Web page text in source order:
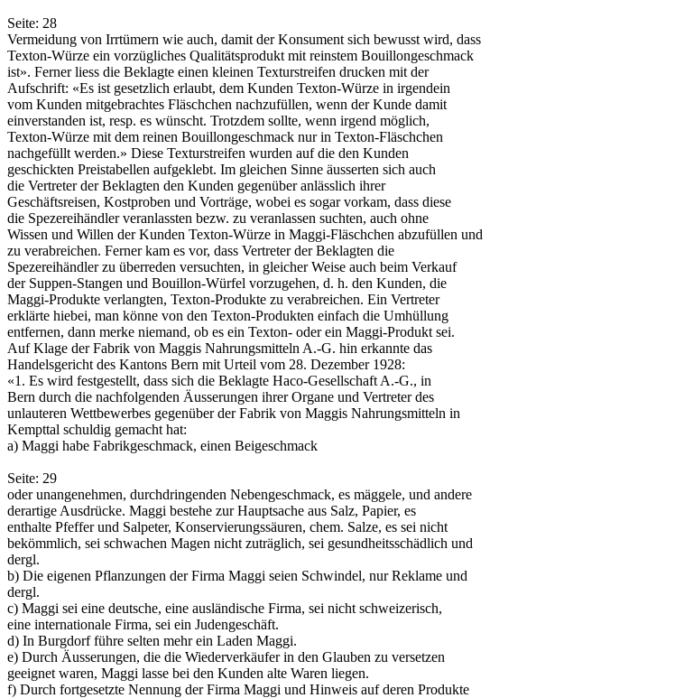
Seite: 28
Vermeidung von Irrtümern wie auch, damit der Konsument sich bewusst wird, dass
Texton-Würze ein vorzügliches Qualitätsprodukt mit reinstem Bouillongeschmack
ist». Ferner liess die Beklagte einen kleinen Texturstreifen drucken mit der
Aufschrift: «Es ist gesetzlich erlaubt, dem Kunden Texton-Würze in irgendein
vom Kunden mitgebrachtes Fläschchen nachzufüllen, wenn der Kunde damit
einverstanden ist, resp. es wünscht. Trotzdem sollte, wenn irgend möglich,
Texton-Würze mit dem reinen Bouillongeschmack nur in Texton-Fläschchen
nachgefüllt werden.» Diese Texturstreifen wurden auf die den Kunden
geschickten Preistabellen aufgeklebt. Im gleichen Sinne äusserten sich auch
die Vertreter der Beklagten den Kunden gegenüber anlässlich ihrer
Geschäftsreisen, Kostproben und Vorträge, wobei es sogar vorkam, dass diese
die Spezereihändler veranlassten bezw. zu veranlassen suchten, auch ohne
Wissen und Willen der Kunden Texton-Würze in Maggi-Fläschchen abzufüllen und
zu verabreichen. Ferner kam es vor, dass Vertreter der Beklagten die
Spezereihändler zu überreden versuchten, in gleicher Weise auch beim Verkauf
der Suppen-Stangen und Bouillon-Würfel vorzugehen, d. h. den Kunden, die
Maggi-Produkte verlangten, Texton-Produkte zu verabreichen. Ein Vertreter
erklärte hiebei, man könne von den Texton-Produkten einfach die Umhüllung
entfernen, dann merke niemand, ob es ein Texton- oder ein Maggi-Produkt sei.
Auf Klage der Fabrik von Maggis Nahrungsmitteln A.-G. hin erkannte das
Handelsgericht des Kantons Bern mit Urteil vom 28. Dezember 1928:
«1. Es wird festgestellt, dass sich die Beklagte Haco-Gesellschaft A.-G., in
Bern durch die nachfolgenden Äusserungen ihrer Organe und Vertreter des
unlauteren Wettbewerbes gegenüber der Fabrik von Maggis Nahrungsmitteln in
Kempttal schuldig gemacht hat:
a) Maggi habe Fabrikgeschmack, einen Beigeschmack
Seite: 29
oder unangenehmen, durchdringenden Nebengeschmack, es mäggele, und andere
derartige Ausdrücke. Maggi bestehe zur Hauptsache aus Salz, Papier, es
enthalte Pfeffer und Salpeter, Konservierungssäuren, chem. Salze, es sei nicht
bekömmlich, sei schwachen Magen nicht zuträglich, sei gesundheitsschädlich und
dergl.
b) Die eigenen Pflanzungen der Firma Maggi seien Schwindel, nur Reklame und
dergl.
c) Maggi sei eine deutsche, eine ausländische Firma, sei nicht schweizerisch,
eine internationale Firma, sei ein Judengeschäft.
d) In Burgdorf führe selten mehr ein Laden Maggi.
e) Durch Äusserungen, die die Wiederverkäufer in den Glauben zu versetzen
geeignet waren, Maggi lasse bei den Kunden alte Waren liegen.
f) Durch fortgesetzte Nennung der Firma Maggi und Hinweis auf deren Produkte